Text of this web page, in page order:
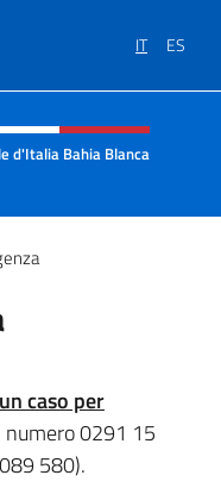
IT ES
e menù
d'Italia Bahia Blanca
caso per
numero 0291 15
580).